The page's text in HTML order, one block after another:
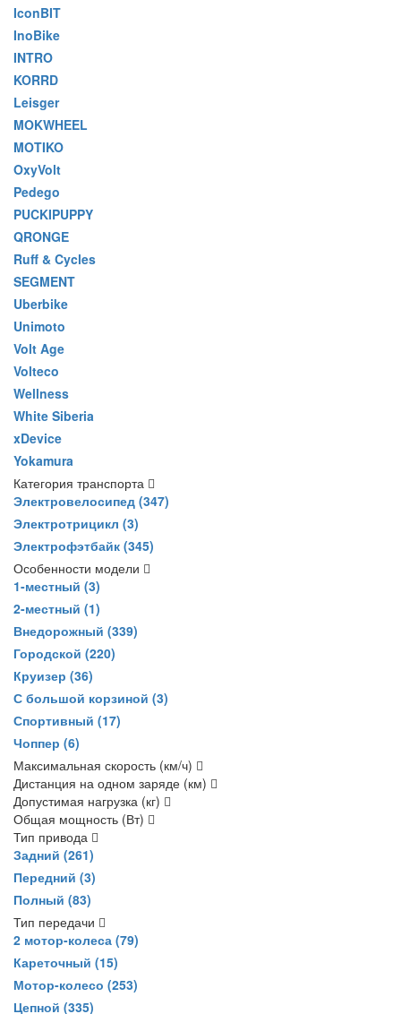
IconBIT
InoBike
INTRO
KORRD
Leisger
MOKWHEEL
MOTIKO
OxyVolt
Pedego
PUCKIPUPPY
QRONGE
Ruff & Cycles
SEGMENT
Uberbike
Unimoto
Volt Age
Volteco
Wellness
White Siberia
xDevice
Yokamura
Категория транспорта
Электровелосипед (347)
Электротрицикл (3)
Электрофэтбайк (345)
Особенности модели
1-местный (3)
2-местный (1)
Внедорожный (339)
Городской (220)
Круизер (36)
С большой корзиной (3)
Спортивный (17)
Чоппер (6)
Максимальная скорость (км/ч)
Дистанция на одном заряде (км)
Допустимая нагрузка (кг)
Общая мощность (Вт)
Тип привода
Задний (261)
Передний (3)
Полный (83)
Тип передачи
2 мотор-колеса (79)
Кареточный (15)
Мотор-колесо (253)
Цепной (335)